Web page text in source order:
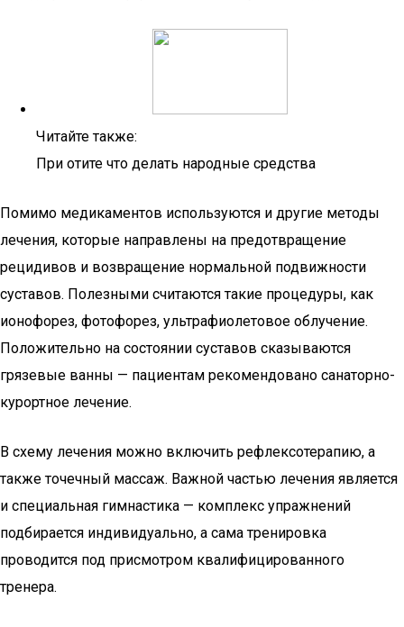
Читайте также:
При отите что делать народные средства
Помимо медикаментов используются и другие методы
лечения, которые направлены на предотвращение
рецидивов и возвращение нормальной подвижности
суставов. Полезными считаются такие процедуры, как
ионофорез, фотофорез, ультрафиолетовое облучение.
Положительно на состоянии суставов сказываются
грязевые ванны — пациентам рекомендовано санаторно-
курортное лечение.
В схему лечения можно включить рефлексотерапию, а
также точечный массаж. Важной частью лечения является
и специальная гимнастика — комплекс упражнений
подбирается индивидуально, а сама тренировка
проводится под присмотром квалифицированного
тренера.